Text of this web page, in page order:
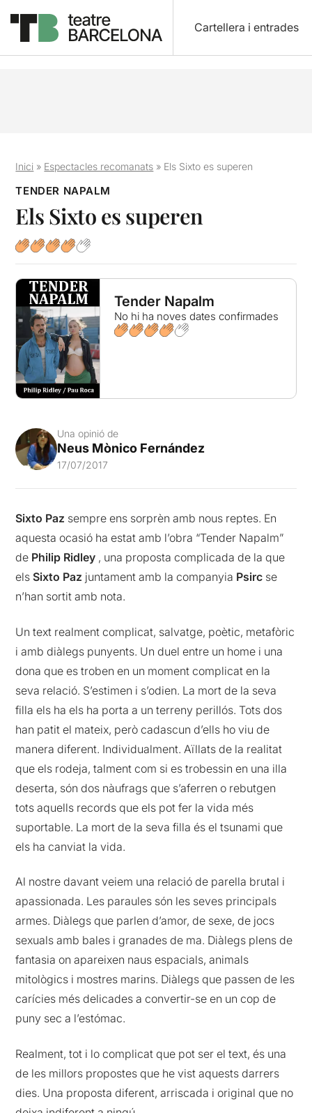
Cartellera i entrades
Inici » Espectacles recomanats » Els Sixto es superen
TENDER NAPALM
Els Sixto es superen
Tender Napalm
No hi ha noves dates confirmades
Una opinió de
Neus Mònico Fernández
17/07/2017
Sixto Paz sempre ens sorprèn amb nous reptes. En
aquesta ocasió ha estat amb l’obra “Tender Napalm”
de Philip Ridley , una proposta complicada de la que
elsSixto Paz juntament amb la companyia Psirc se
n’han sortit amb nota.
Un text realment complicat, salvatge, poètic, metafòric
i amb diàlegs punyents. Un duel entre un home i una
dona que es troben en un moment complicat en la
seva relació. S’estimen i s’odien. La mort de la seva
filla els ha els ha porta a un terreny perillós. Tots dos
han patit el mateix, però cadascun d’ells ho viu de
manera diferent. Individualment. Aïllats de la realitat
que els rodeja, talment com si es trobessin en una illa
deserta, són dos nàufrags que s’aferren o rebutgen
tots aquells records que els pot fer la vida més
suportable. La mort de la seva filla és el tsunami que
els ha canviat la vida.
Al nostre davant veiem una relació de parella brutal i
apassionada. Les paraules són les seves principals
armes. Diàlegs que parlen d’amor, de sexe, de jocs
sexuals amb bales i granades de ma. Diàlegs plens de
fantasia on apareixen naus espacials, animals
mitològics i mostres marins. Diàlegs que passen de les
carícies més delicades a convertir-se en un cop de
puny sec a l’estómac.
Realment, tot i lo complicat que pot ser el text, és una
de les millors propostes que he vist aquests darrers
dies. Una proposta diferent, arriscada i original que no